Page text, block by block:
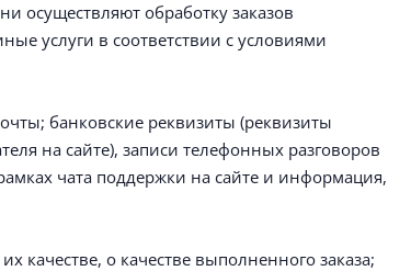
осуществляют обработку заказов
услуги в соответствии с условиями
банковские реквизиты (реквизиты
на сайте), записи телефонных разговоров
чата поддержки на сайте и информация,
качестве, о качестве выполненного заказа;